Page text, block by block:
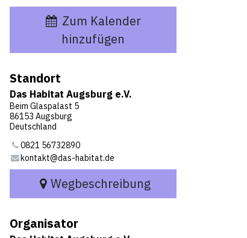
Zum Kalender
hinzufügen
Standort
Das Habitat Augsburg e.V.
Beim Glaspalast 5
86153 Augsburg
Deutschland
0821 56732890
kontakt@das-habitat.de
Wegbeschreibung
Organisator